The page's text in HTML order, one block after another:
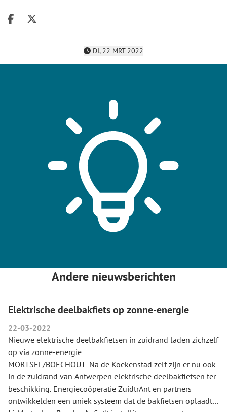
Deel op facebook
Deel op X
DI, 22 MRT 2022
Andere nieuwsberichten
Elektrische deelbakfiets op zonne-energie
22-03-2022
Nieuwe elektrische deelbakfietsen in zuidrand laden zichzelf
op via zonne-energie
MORTSEL/BOECHOUT Na de Koekenstad zelf zijn er nu ook
in de zuidrand van Antwerpen elektrische deelbakfietsen ter
beschikking. Energiecoöperatie ZuidtrAnt en partners
ontwikkelden een uniek systeem dat de bakfietsen oplaadt